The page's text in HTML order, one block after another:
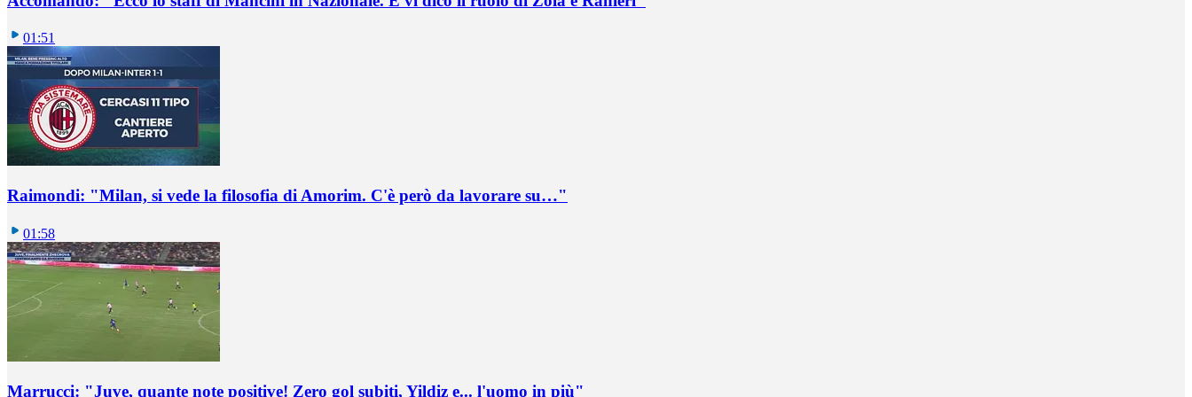
01:51
Raimondi: "Milan, si vede la filosofia di Amorim. C'è però da lavorare su…"
01:58
Marrucci: "Juve, quante note positive! Zero gol subiti, Yildiz e... l'uomo in più"